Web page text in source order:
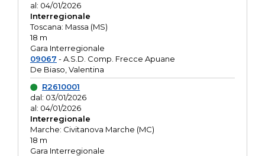
al: 04/01/2026
Interregionale
Toscana: Massa (MS)
18 m
Gara Interregionale
09067 - A.S.D. Comp. Frecce Apuane
De Biaso, Valentina
R2610001
dal: 03/01/2026
al: 04/01/2026
Interregionale
Marche: Civitanova Marche (MC)
18 m
Gara Interregionale